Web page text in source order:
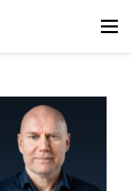
Valikko
KOKEMUKSIA